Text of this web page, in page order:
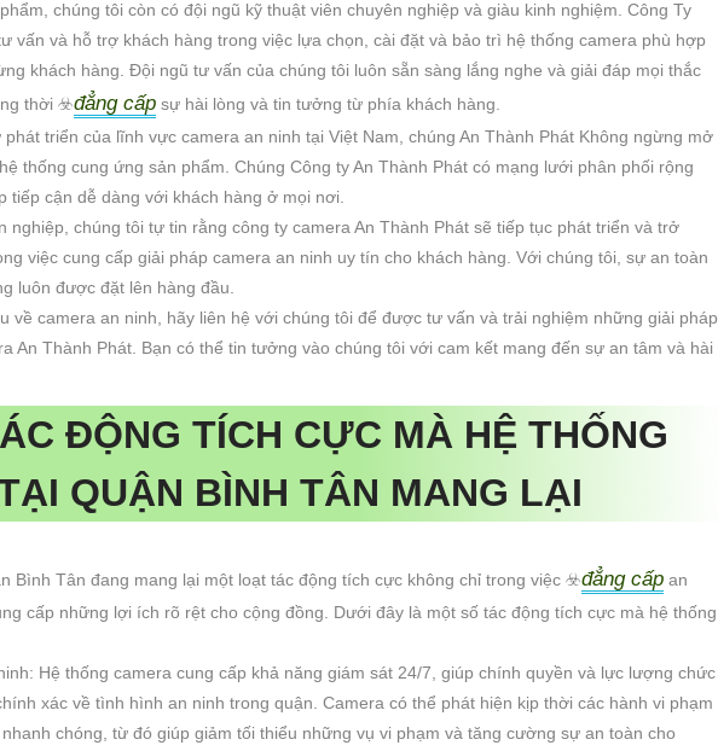
chúng tôi còn có đội ngũ kỹ thuật viên chuyên nghiệp và giàu kinh nghiệm. Công Ty
vấn và hỗ trợ khách hàng trong việc lựa chọn, cài đặt và bảo trì hệ thống camera phù hợp
khách hàng. Đội ngũ tư vấn của chúng tôi luôn sẵn sàng lắng nghe và giải đáp mọi thắc
thời ☣️đẳng cấp sự hài lòng và tin tưởng từ phía khách hàng.
triển của lĩnh vực camera an ninh tại Việt Nam, chúng An Thành Phát Không ngừng mở
thống cung ứng sản phẩm. Chúng Công ty An Thành Phát có mạng lưới phân phối rộng
tiếp cận dễ dàng với khách hàng ở mọi nơi.
nghiệp, chúng tôi tự tin rằng công ty camera An Thành Phát sẽ tiếp tục phát triển và trở
việc cung cấp giải pháp camera an ninh uy tín cho khách hàng. Với chúng tôi, sự an toàn
luôn được đặt lên hàng đầu.
về camera an ninh, hãy liên hệ với chúng tôi để được tư vấn và trải nghiệm những giải pháp
An Thành Phát. Bạn có thể tin tưởng vào chúng tôi với cam kết mang đến sự an tâm và hài
ĐỘNG TÍCH CỰC MÀ HỆ THỐNG
QUẬN BÌNH TÂN MANG LẠI
Bình Tân đang mang lại một loạt tác động tích cực không chỉ trong việc ☣️đẳng cấp an
cấp những lợi ích rõ rệt cho cộng đồng. Dưới đây là một số tác động tích cực mà hệ thống
Hệ thống camera cung cấp khả năng giám sát 24/7, giúp chính quyền và lực lượng chức
xác về tình hình an ninh trong quận. Camera có thể phát hiện kịp thời các hành vi phạm
chóng, từ đó giúp giảm tối thiểu những vụ vi phạm và tăng cường sự an toàn cho